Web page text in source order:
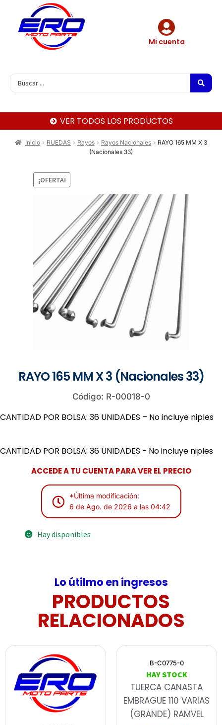
Mi cuenta
VER TODOS LOS PRODUCTOS
Inicio RUEDAS Rayos Rayos Nacionales
RAYO 165 MM X 3
(Nacionales 33)
¡OFERTA!
RAYO 165 MM X 3 (Nacionales 33)
Código: R-00018-0
CANTIDAD POR BOLSA: 36 UNIDADES – No incluye niples
CANTIDAD POR BOLSA: 36 UNIDADES - No incluye niples
ACCEDE A TU CUENTA PARA VER EL PRECIO
*Última modificación:
6 de Ago. de 2026 a las 04:42
Hay disponibles
Lo útilmo en ingresos
PRODUCTOS
RELACIONADOS
B-C0775-0
HAY STOCK
TUERCA CANASTA
EMBRAGUE 110 VARIAS
(GRANDE) RAMVEL